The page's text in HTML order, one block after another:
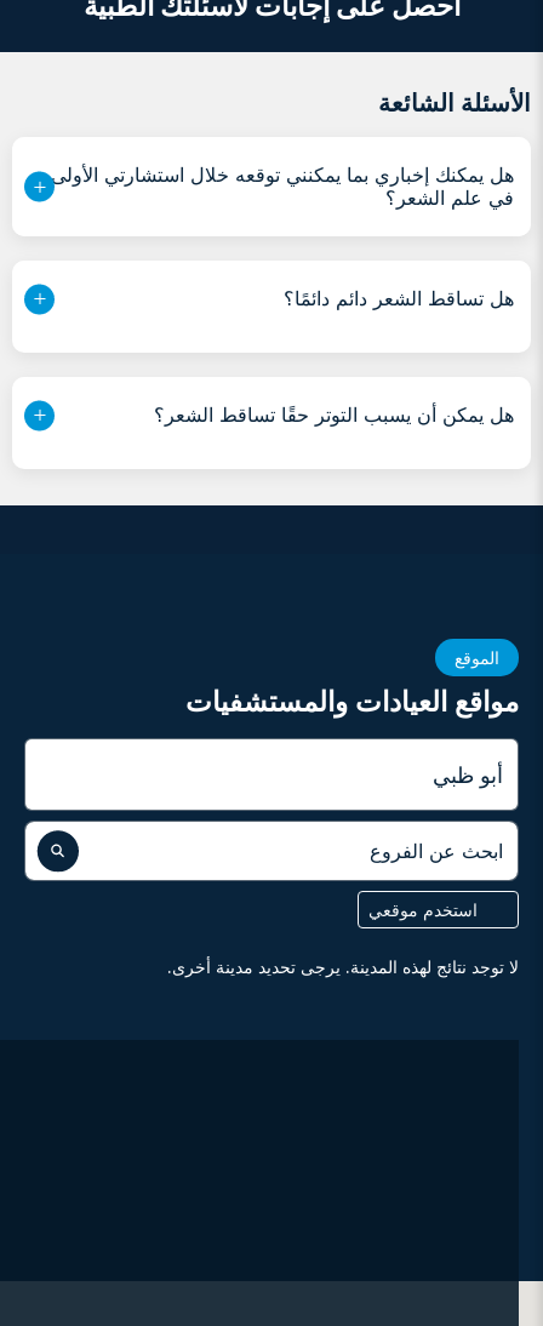
الأسئلة الشائعة
هل يمكنك إخباري بما يمكنني توقعه خلال استشارتي الأولى
في علم الشعر؟
هل تساقط الشعر دائم دائمًا؟
هل يمكن أن يسبب التوتر حقًا تساقط الشعر؟
الموقع
مواقع العيادات والمستشفيات
المدينة
ابحث عن الفروع
استخدم موقعي
لا توجد نتائج لهذه المدينة. يرجى تحديد مدينة أخرى.